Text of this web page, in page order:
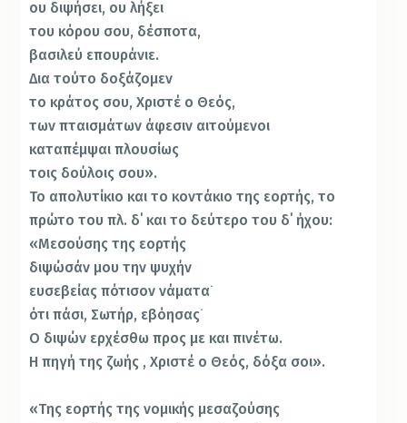
ου διψήσει, ου λήξει
του κόρου σου, δέσποτα,
βασιλεύ επουράνιε.
Δια τούτο δοξάζομεν
το κράτος σου, Χριστέ ο Θεός,
των πταισμάτων άφεσιν αιτούμενοι
καταπέμψαι πλουσίως
τοις δούλοις σου».
Το απολυτίκιο και το κοντάκιο της εορτής, το
πρώτο του πλ. δ΄ και το δεύτερο του δ΄ ήχου:
«Μεσούσης της εορτής
διψώσάν μου την ψυχήν
ευσεβείας πότισον νάματα˙
ότι πάσι, Σωτήρ, εβόησας˙
Ο διψών ερχέσθω προς με και πινέτω.
Η πηγή της ζωής , Χριστέ ο Θεός, δόξα σοι».
«Της εορτής της νομικής μεσαζούσης